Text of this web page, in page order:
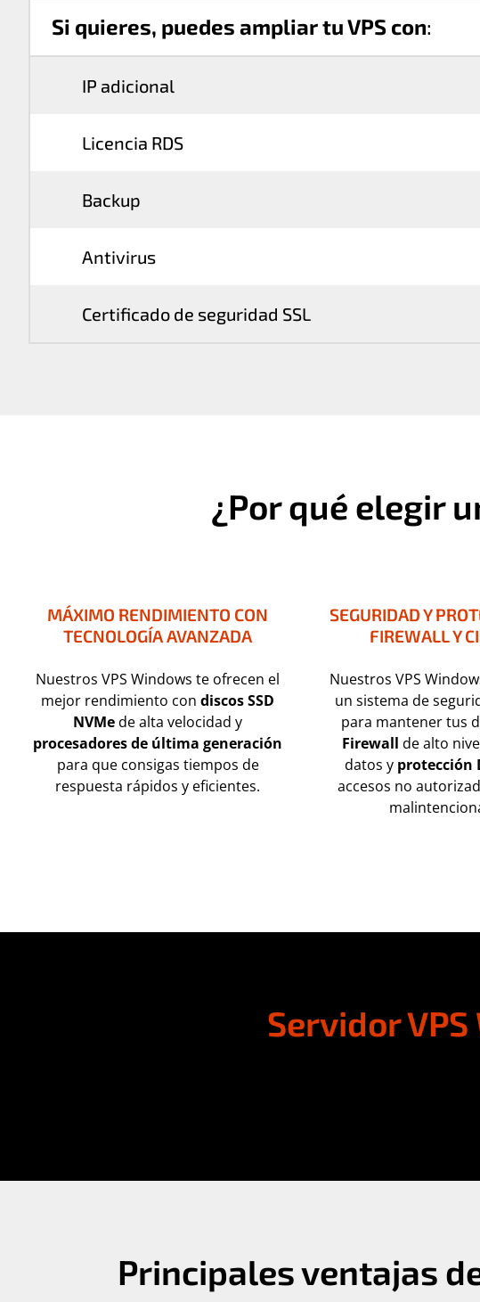
Si quieres, puedes ampliar tu VPS con:
IP adicional
Licencia RDS
Backup
Antivirus
Certificado de seguridad SSL
¿Por qué elegir
MÁXIMO RENDIMIENTO CON
TECNOLOGÍA AVANZADA
Nuestros VPS Windows te ofrecen el
mejor rendimiento con discos SSD
NVMede alta velocidad y
procesadores de última generación
para que consigas tiempos de
respuesta rápidos y eficientes.
SEGURIDAD Y
FIREWALL Y
Nuestros VPS
un sistema de
para mantener tus
Firewall de alto
datos y protección
accesos no
Servidor
Principales ventajas